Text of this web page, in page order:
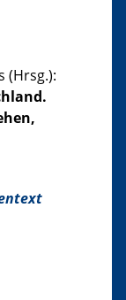
(Hrsg.):